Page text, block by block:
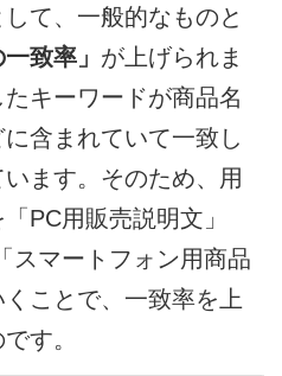
て、一般的なものと
致率」 が上げられま
キーワードが商品名
含まれていて一致し
ます。そのため、用
PC用販売説明文」
スマートフォン用商品
ことで、一致率を上
す。